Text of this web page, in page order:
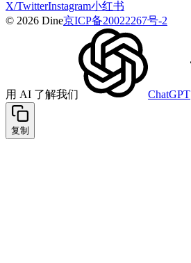
X/TwitterInstagram小红书
© 2026 Dine京ICP备20022267号-2
用 AI 了解我们 ChatGPT
复制